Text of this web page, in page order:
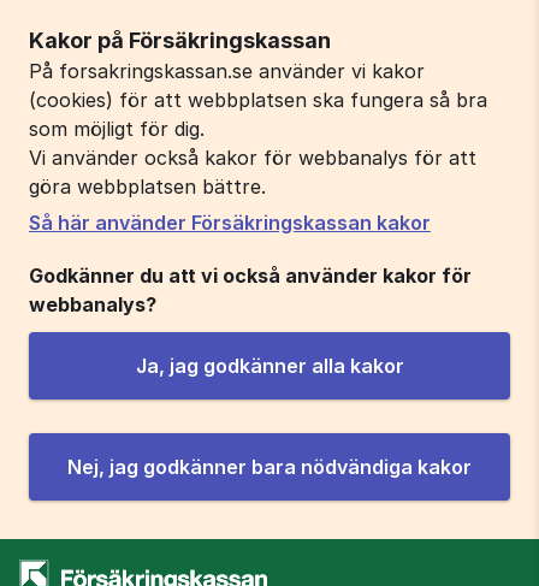
Kakor på Försäkringskassan
På forsakringskassan.se använder vi kakor
(cookies) för att webbplatsen ska fungera så bra
som möjligt för dig.
Vi använder också kakor för webbanalys för att
göra webbplatsen bättre.
Så här använder Försäkringskassan kakor
Godkänner du att vi också använder kakor för
webbanalys?
Ja, jag godkänner alla kakor
Nej, jag godkänner bara nödvändiga kakor